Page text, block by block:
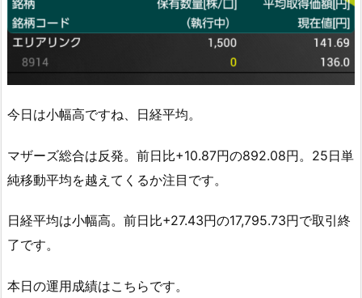
今日は小幅高ですね、日経平均。
マザーズ総合は反発。前日比+10.87円の892.08円。25日単
純移動平均を越えてくるか注目です。
日経平均は小幅高。前日比+27.43円の17,795.73円で取引終
了です。
本日の運用成績はこちらです。